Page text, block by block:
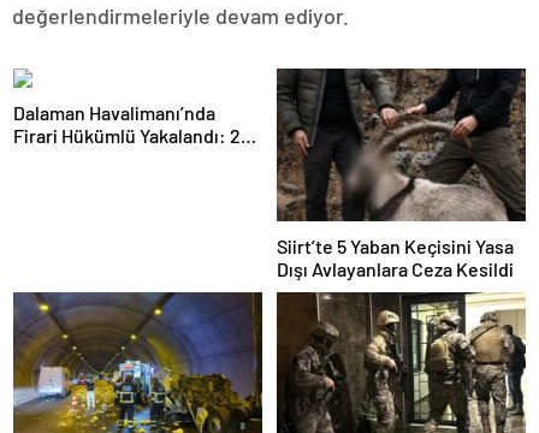
değerlendirmeleriyle devam ediyor.
Dalaman Havalimanı’nda
Firari Hükümlü Yakalandı: 22
Siirt’te 5 Yaban Keçisini Yasa
Dışı Avlayanlara Ceza Kesildi